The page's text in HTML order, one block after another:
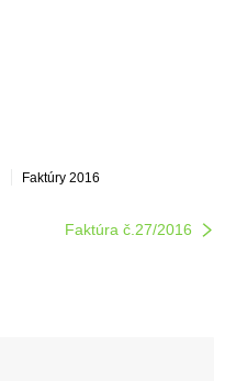
Faktúry 2016
Faktúra č.27/2016